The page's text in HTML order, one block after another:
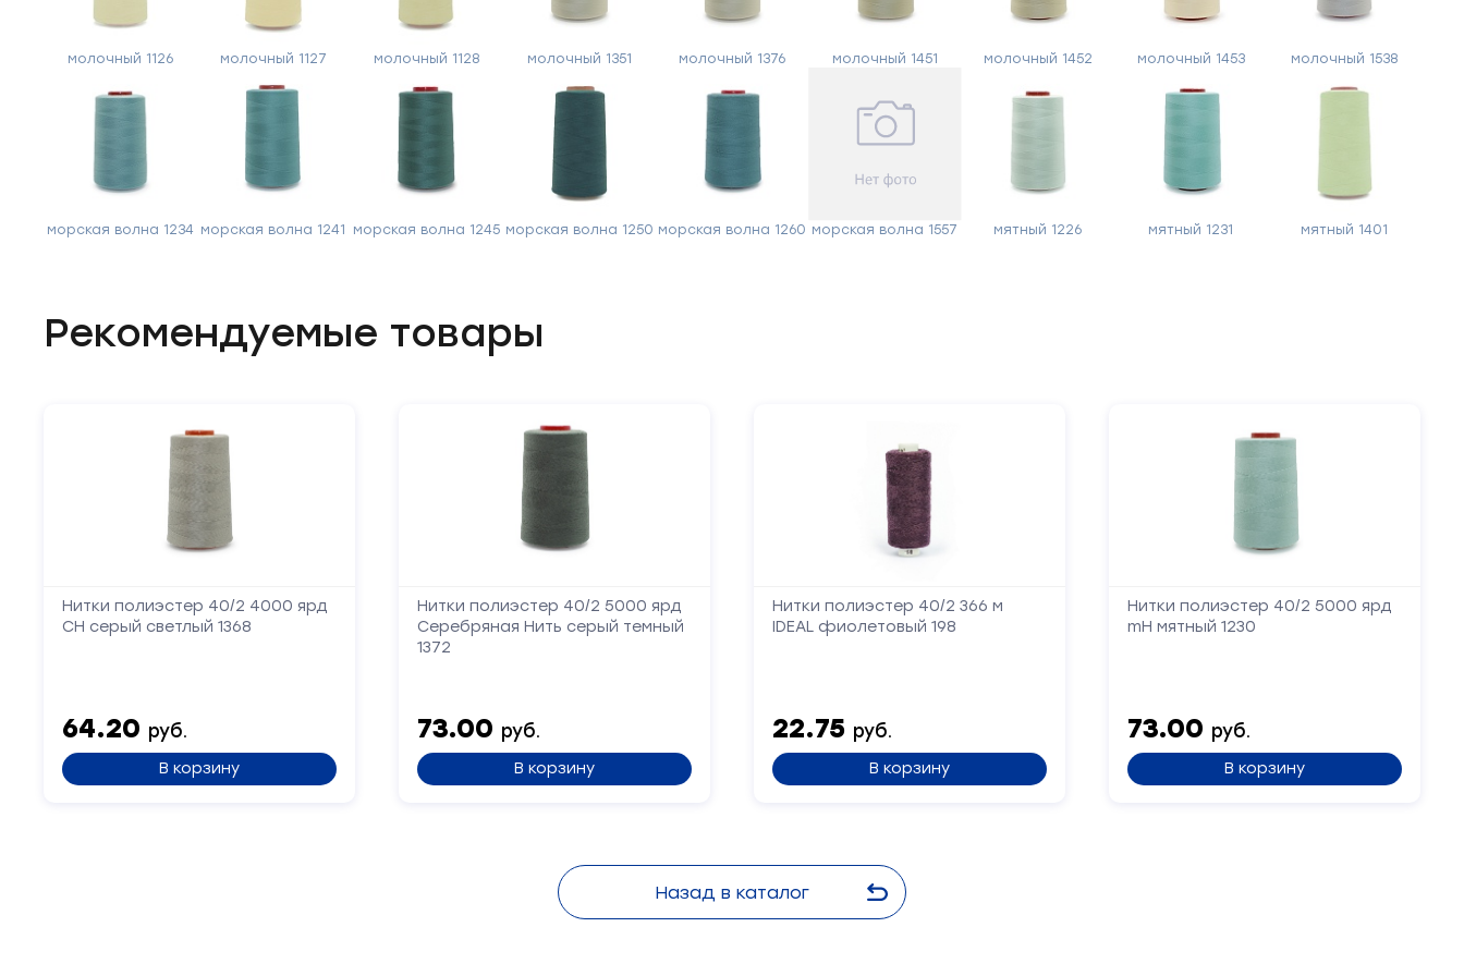
молочный 1126 молочный 1127 молочный 1128 молочный 1351 молочный 1376 молочный 1451 молочный 1452 молочный 1453 молочный 1538
морская волна 1234 морская волна 1241 морская волна 1245 морская волна 1250 морская волна 1260 морская волна 1557 мятный 1226 мятный 1231 мятный 1401
Рекомендуемые товары
Нитки полиэстер 40/2 4000 ярд
СН серый светлый 1368
64.20 руб.
В корзину
Нитки полиэстер 40/2 5000 ярд
Серебряная Нить серый темный
1372
73.00 руб.
В корзину
Нитки полиэстер 40/2 366 м
IDEAL фиолетовый 198
22.75 руб.
В корзину
Нитки полиэстер 40/2 5000 ярд
mH мятный 1230
73.00 руб.
В корзину
Назад в каталог
Отправить